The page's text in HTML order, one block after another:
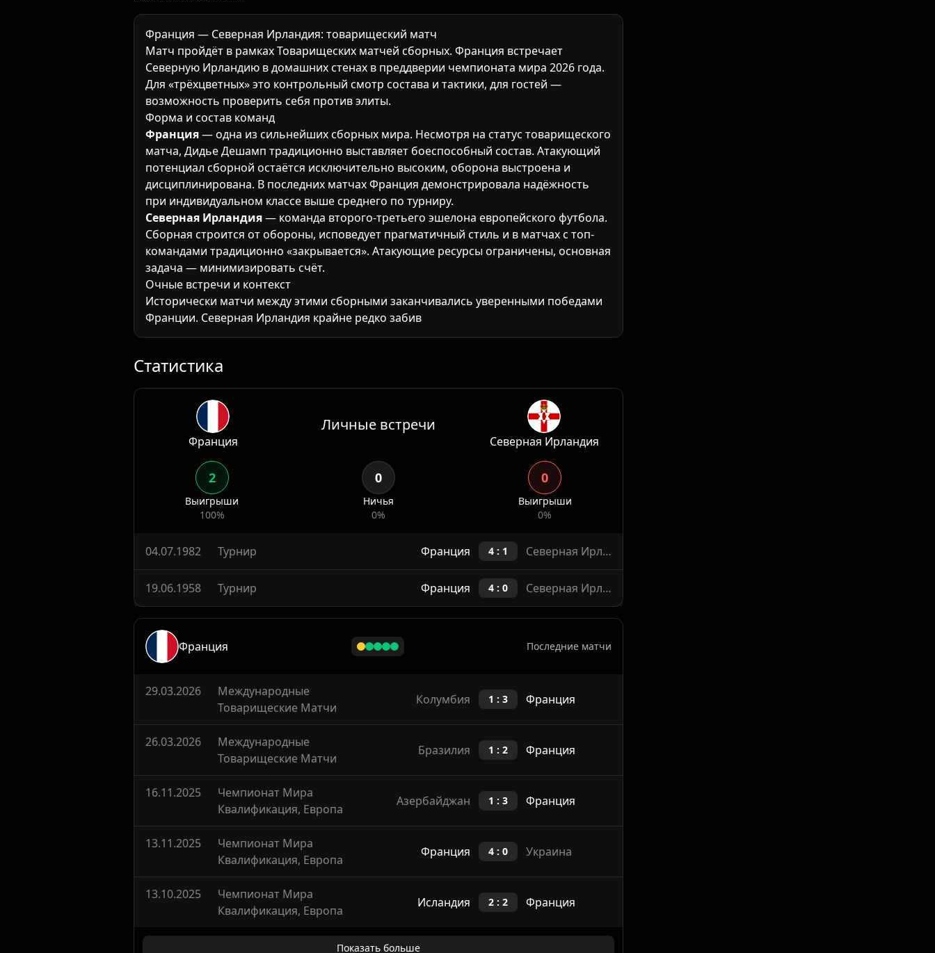
Франция — Северная Ирландия: товарищеский матч
Матч пройдёт в рамкахТоварищеских матчей сборных. Франция встречает
Северную Ирландию в домашних стенах в преддверии чемпионата мира 2026 года.
Для «трёхцветных» это контрольный смотр состава и тактики, для гостей —
возможность проверить себя против элиты.
Форма и состав команд
Франция— одна из сильнейших сборных мира. Несмотря на статус товарищеского
матча, Дидье Дешамп традиционно выставляет боеспособный состав. Атакующий
потенциал сборной остаётся исключительно высоким, оборона выстроена и
дисциплинирована. В последних матчах Франция демонстрировала надёжность
при индивидуальном классе выше среднего по турниру.
Северная Ирландия— команда второго-третьего эшелона европейского футбола.
Сборная строится от обороны, исповедует прагматичный стиль и в матчах с топ-
командами традиционно «закрывается». Атакующие ресурсы ограничены, основная
задача — минимизировать счёт.
Очные встречи и контекст
Исторически матчи между этими сборными заканчивались уверенными победами
Франции. Северная Ирландия крайне редко забивает в подобных встречах.
Мотивация сторон различна: Франция настраивается на турнир, Северная
Статистика
Франция
Личные встречи
Северная Ирландия
2
100%
0 0
0%
04.07.1982 Турнир Франция 4 : 1
19.06.1958 Турнир Франция 4 : 0 Северная Ирландия
29.03.2026
Международные
Товарищеские Матчи
26.03.2026
Международные
Товарищеские Матчи
16.11.2025
Чемпионат Мира
Квалификация, Европа
13.11.2025
Чемпионат Мира
Квалификация, Европа
Квалификация, Европа
Исландия 2 : 2 Франция